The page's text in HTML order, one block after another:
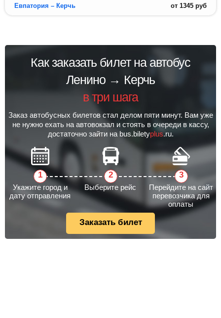
Евпатория – Керчь
от 1345 руб
Как заказать билет на автобус
Ленино → Керчь
в три шага
Заказ автобусных билетов стал делом пяти минут. Вам уже
не нужно ехать на автовокзал и стоять в очереди в кассу,
достаточно зайти на bus.biletyplus.ru.
Укажите город и
дату отправления
Выберите рейс
Перейдите на сайт
перевозчика для
оплаты
Заказать билет